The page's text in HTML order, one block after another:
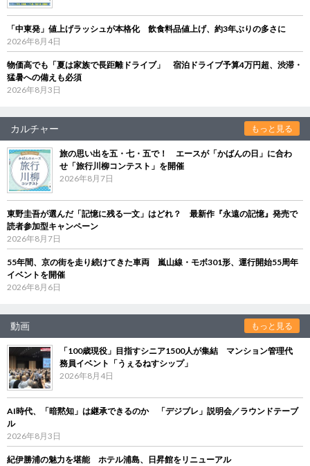
「中東発」値上げラッシュが本格化 飲食料品値上げ、約3年ぶりの多さに
2026年8月4日
物価高でも「夏は家族で長距離ドライブ」 宿泊ドライブ予算4万円超、渋滞・
猛暑への備えも必須
2026年8月3日
カルチャー もっと見る
旅の思い出を五・七・五で！ エースが「かばんの日」に合わ
せ「旅行川柳コンテスト」を開催
2026年8月7日
東野圭吾が選んだ「記憶に残る一文」はどれ？ 最新作『永遠の記憶』発売で
読者参加型キャンペーン
2026年8月7日
55年間、京の街を走り続けてきた車両 嵐山線・モボ301形、運行開始55周年
イベントを開催
2026年8月6日
動画 もっと見る
「100歳現役」目指すシニア1500人が集結 マンション管理代
務員イベント「うぇるねすシップ」
2026年8月4日
AI時代、「暗黙知」は継承できるのか 「デジブレ」説明会／ラウンドテーブ
ル
2026年8月3日
紀伊勝浦の魅力を堪能 ホテル浦島、日昇館をリニューアル